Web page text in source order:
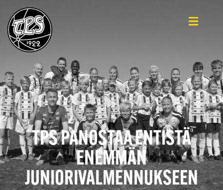
TPS PANOSTAA ENTISTÄ
ENEMMÄN
JUNIORIVALMENNUKSEEN